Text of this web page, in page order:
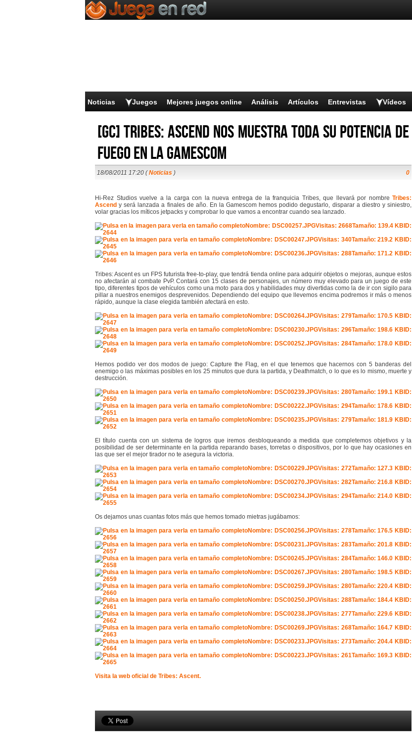
Noticias Juegos Mejores juegos online Análisis Artículos Entrevistas Vídeos
[GC] Tribes: Ascend nos muestra toda su potencia de
fuego en la Gamescom
18/08/2011 17:20 (Noticias ) 0
Hi-Rez Studios vuelve a la carga con la nueva entrega de la franquicia Tribes, que llevará por nombre Tribes:
Ascend y será lanzada a finales de año. En la Gamescom hemos podido degustarlo, disparar a diestro y siniestro,
volar gracias los míticos jetpacks y comprobar lo que vamos a encontrar cuando sea lanzado.
Tribes: Ascent es un FPS futurista free-to-play, que tendrá tienda online para adquirir objetos o mejoras, aunque estos
no afectarán al combate PvP. Contará con 15 clases de personajes, un número muy elevado para un juego de este
tipo, diferentes tipos de vehículos como una moto para dos y habilidades muy divertidas como la de ir con sigilo para
pillar a nuestros enemigos desprevenidos. Dependiendo del equipo que llevemos encima podremos ir más o menos
rápido, aunque la clase elegida también afectará en esto.
Hemos podido ver dos modos de juego: Capture the Flag, en el que tenemos que hacernos con 5 banderas del
enemigo o las máximas posibles en los 25 minutos que dura la partida, y Deathmatch, o lo que es lo mismo, muerte y
destrucción.
El título cuenta con un sistema de logros que iremos desbloqueando a medida que completemos objetivos y la
posibilidad de ser determinante en la partida reparando bases, torretas o dispositivos, por lo que hay ocasiones en
las que ser el mejor tirador no te asegura la victoria.
Os dejamos unas cuantas fotos más que hemos tomado mietras jugábamos:
Visita la web oficial de Tribes: Ascent.